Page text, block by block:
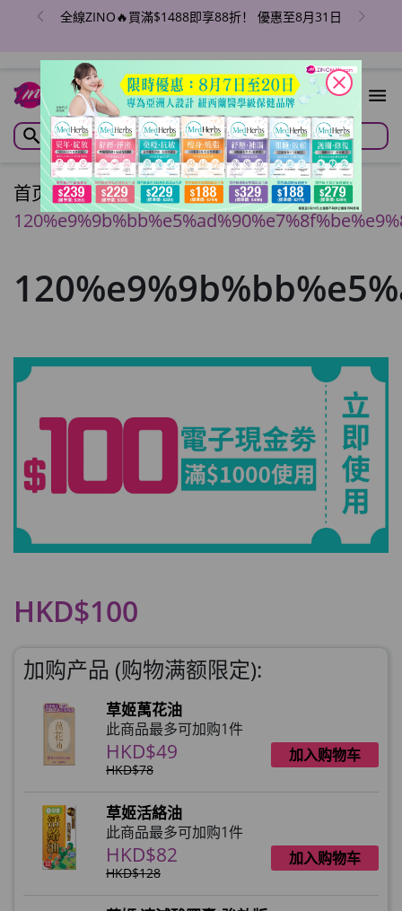
全線ZINO🔥買滿$1488即享88折！ 優惠至8月31日
首页/
HKD$100
加购产品 (购物满额限定):
草姬萬花油
此商品最多可加购1件
HKD$49
HKD$78
加入购物车
草姬活絡油
此商品最多可加购1件
HKD$82
HKD$128
加入购物车
close